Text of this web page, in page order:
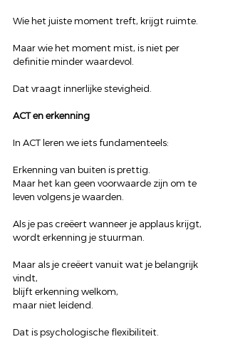
Wie het juiste moment treft, krijgt ruimte.
Maar wie het moment mist, is niet per
definitie minder waardevol.
Dat vraagt innerlijke stevigheid.
ACT en erkenning
In ACT leren we iets fundamenteels:
Erkenning van buiten is prettig.
Maar het kan geen voorwaarde zijn om te
leven volgens je waarden.
Als je pas creëert wanneer je applaus krijgt,
wordt erkenning je stuurman.
Maar als je creëert vanuit wat je belangrijk
vindt,
blijft erkenning welkom,
maar niet leidend.
Dat is psychologische flexibiliteit.